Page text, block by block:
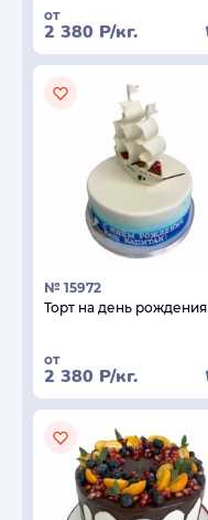
от
2 380 Р/кг.
№ 15972
Торт на день рождения
от
2 380 Р/кг.